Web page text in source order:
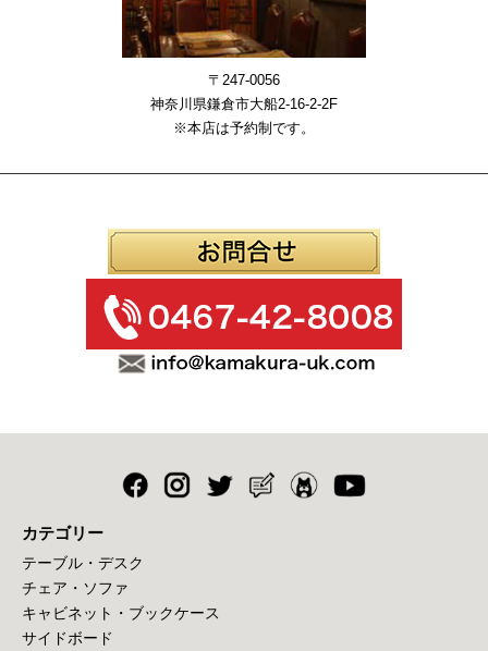
〒247-0056
神奈川県鎌倉市大船2-16-2-2F
※本店は予約制です。
カテゴリー
テーブル・デスク
チェア・ソファ
キャビネット・ブックケース
サイドボード